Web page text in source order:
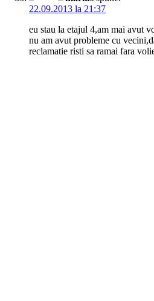
22.09.2013 la 21:37
eu stau la etajul 4,am mai avut
nu am avut probleme cu
reclamatie risti sa ramai fara